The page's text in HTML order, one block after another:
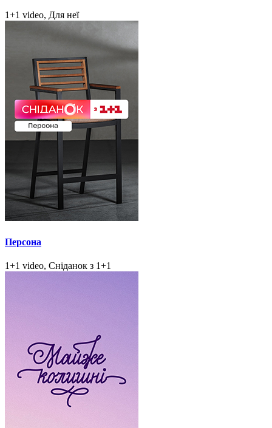
1+1 video, Для неї
Персона
1+1 video, Сніданок з 1+1